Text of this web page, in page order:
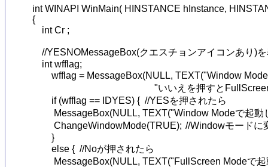
int WINAPI WinMain( HINSTANCE hInstance,
{
    int Cr ;
//YESNOMessageBox(クエスチョンアイコンあり)
    int wfflag;
wfflag = MessageBox(NULL, TEXT("Window Mode
"いい
if (wfflag == IDYES) {  //YESを押されたら
MessageBox(NULL, TEXT("Window Modeで起
         ChangeWindowMode(TRUE);	//Windowモードに変更
}
else {  //Noが押されたら
MessageBox(NULL, TEXT("FullScreen Mode